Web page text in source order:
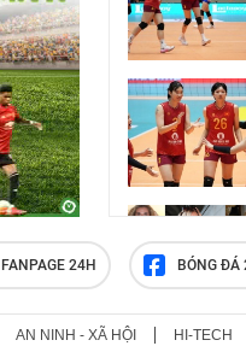
FANPAGE 24H BÓNG ĐÁ
AN NINH - XÃ HỘI HI-TECH